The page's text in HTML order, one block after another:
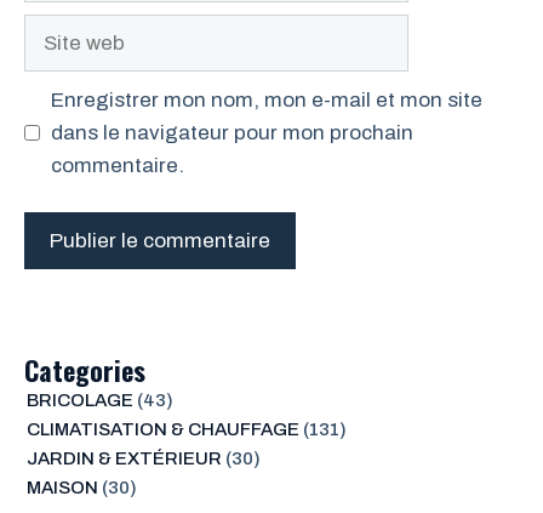
Enregistrer mon nom, mon e-mail et mon site
dans le navigateur pour mon prochain
commentaire.
Categories
BRICOLAGE (43)
CLIMATISATION & CHAUFFAGE (131)
JARDIN & EXTÉRIEUR (30)
MAISON (30)